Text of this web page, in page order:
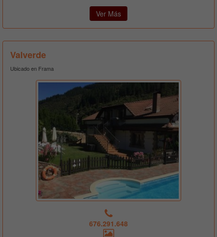
Ver Más
Valverde
Ubicado en Frama
676.291.648